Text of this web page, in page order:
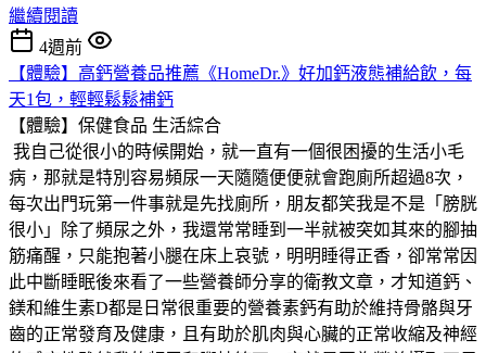
繼續閱讀
4週前
【體驗】高鈣營養品推薦《HomeDr.》好加鈣液態補給飲，每
天1包，輕輕鬆鬆補鈣
【體驗】保健食品 生活綜合
我自己從很小的時候開始，就一直有一個很困擾的生活小毛
病，那就是特別容易頻尿一天隨隨便便就會跑廁所超過8次，
每次出門玩第一件事就是先找廁所，朋友都笑我是不是「膀胱
很小」除了頻尿之外，我還常常睡到一半就被突如其來的腳抽
筋痛醒，只能抱著小腿在床上哀號，明明睡得正香，卻常常因
此中斷睡眠後來看了一些營養師分享的衛教文章，才知道鈣、
鎂和維生素D都是日常很重要的營養素鈣有助於維持骨骼與牙
齒的正常發育及健康，且有助於肌肉與心臟的正常收縮及神經